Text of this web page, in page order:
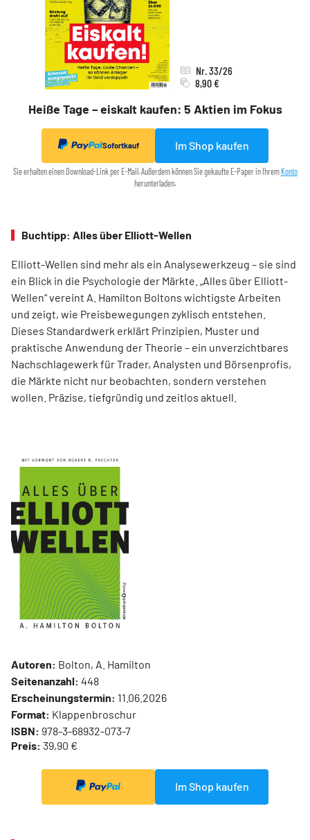
Heiße Tage – eiskalt kaufen: 5 Aktien im Fokus
Nr. 33/26
8,90 €
Sofortkauf Im Shop kaufen
Sie erhalten einen Download-Link per E-Mail. Außerdem können Sie gekaufte E-Paper in IhremKonto
herunterladen.
Buchtipp: Alles über Elliott-Wellen
Elliott-Wellen sind mehr als ein Analysewerkzeug – sie sind
ein Blick in die Psychologie der Märkte. „Alles über Elliott-
Wellen“ vereint A. Hamilton Boltons wichtigste Arbeiten
und zeigt, wie Preisbewegungen zyklisch entstehen.
Dieses Standardwerk erklärt Prinzipien, Muster und
praktische Anwendung der Theorie – ein unverzichtbares
Nachschlagewerk für Trader, Analysten und Börsenprofis,
die Märkte nicht nur beobachten, sondern verstehen
wollen. Präzise, tiefgründig und zeitlos aktuell.
Autoren: Bolton, A. Hamilton
Seitenanzahl: 448
Erscheinungstermin: 11.06.2026
Format: Klappenbroschur
ISBN: 978-3-68932-073-7
Preis: 39,90 €
Im Shop kaufen